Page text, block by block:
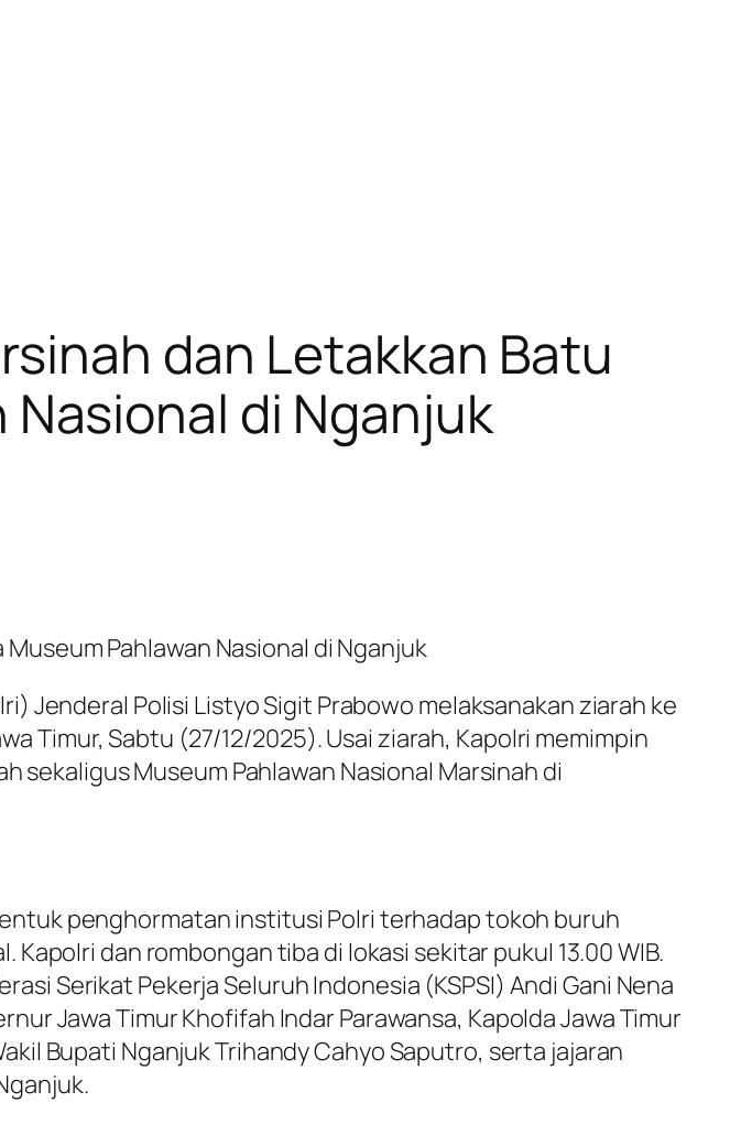
dan Letakkan Batu
di Nganjuk
Pahlawan Nasional di Nganjuk
Jenderal Polisi Listyo Sigit Prabowo melaksanakan ziarah ke
Timur, Sabtu (27/12/2025). Usai ziarah, Kapolri memimpin
Museum Pahlawan Nasional Marsinah di
penghormatan institusi Polri terhadap tokoh buruh
dan rombongan tiba di lokasi sekitar pukul 13.00 WIB.
Serikat Pekerja Seluruh Indonesia (KSPSI) Andi Gani Nena
Jawa Timur Khofifah Indar Parawansa, Kapolda Jawa Timur
Bupati Nganjuk Trihandy Cahyo Saputro, serta jajaran